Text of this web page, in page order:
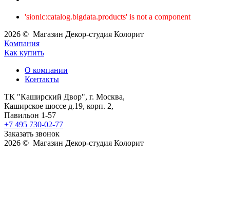
'sionic:catalog.bigdata.products' is not a component
2026 © Магазин Декор-студия Колорит
Компания
Как купить
О компании
Контакты
ТК "Каширский Двор", г. Москва,
Каширское шоссе д.19, корп. 2,
Павильон 1-57
+7 495 730-02-77
Заказать звонок
2026 © Магазин Декор-студия Колорит